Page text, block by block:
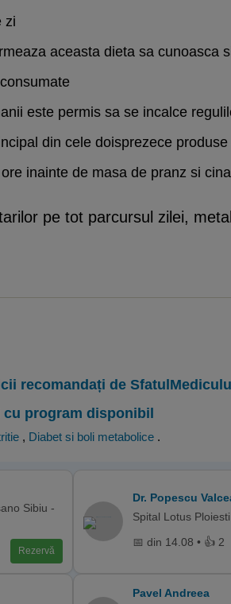
zi
aceasta dieta sa
consumate
este permis sa se incalce
din cele doisprezece
inainte de masa de pranz si
pe tot parcursul zilei,
recomandați de
cu program disponibil
, Diabet si boli metabolice .
Sibiu -
Rezervă
Dr. Popescu
Spital Lotus
📅 din 14.08 • 👍 2
Pavel Andreea